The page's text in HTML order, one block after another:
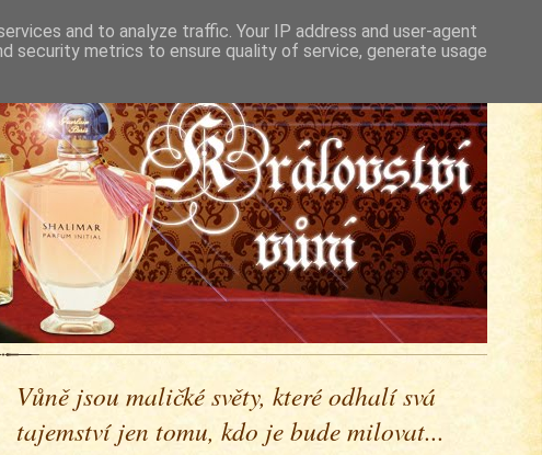
Vůně jsou maličké světy, které odhalí svá
tajemství jen tomu, kdo je bude milovat...
and to analyze traffic. Your IP address and user-agent
security metrics to ensure quality of service, generate usage